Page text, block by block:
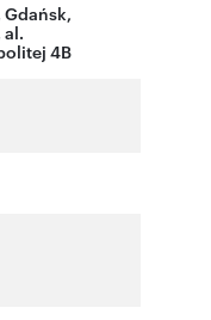
Gdańsk,
al.
4B